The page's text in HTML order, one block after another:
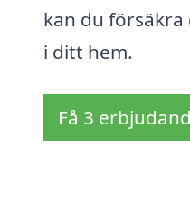
kan du
i ditt hem.
Få 3